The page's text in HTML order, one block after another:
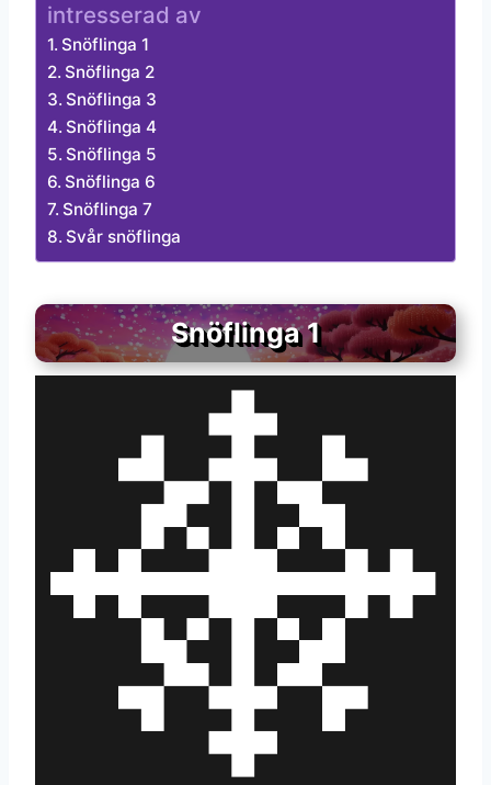
intresserad av
Snöflinga 1
Snöflinga 2
Snöflinga 3
Snöflinga 4
Snöflinga 5
Snöflinga 6
Snöflinga 7
Svår snöflinga
Snöflinga 1